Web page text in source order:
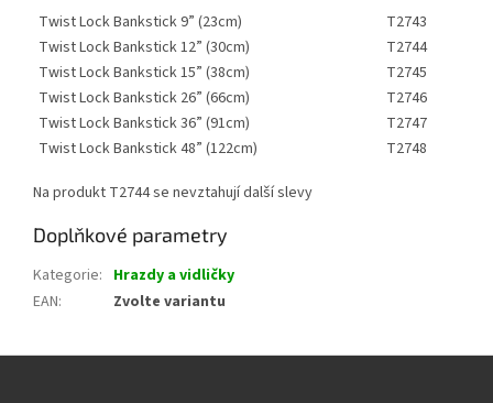
Twist Lock Bankstick 9” (23cm)
T2743
Twist Lock Bankstick 12” (30cm)
T2744
Twist Lock Bankstick 15” (38cm)
T2745
Twist Lock Bankstick 26” (66cm)
T2746
Twist Lock Bankstick 36” (91cm)
T2747
Twist Lock Bankstick 48” (122cm)
T2748
Na produkt T2744 se nevztahují další slevy
Doplňkové parametry
Kategorie: Hrazdy a vidličky
EAN: Zvolte variantu